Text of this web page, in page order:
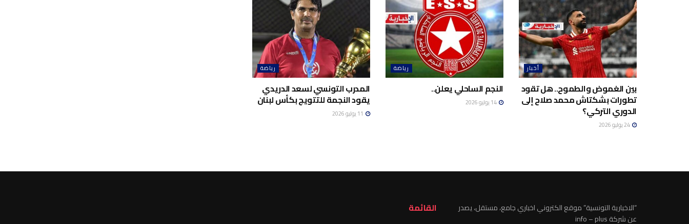
أخبار
بين الغموض والطموح.. هل تقود
تطورات بشكتاش محمد صلاح إلى
الدوري التركي؟
رياضة
النجم الساحلي يعلن..
رياضة
المدرب التونسي لسعد الدريدي
يقود النجمة للتتويج بكأس لبنان
“الاخبارية التونسية” موقع الكتروني اخباري جامع، مستقل، يصدر
عن شركة info – plus
القائمة